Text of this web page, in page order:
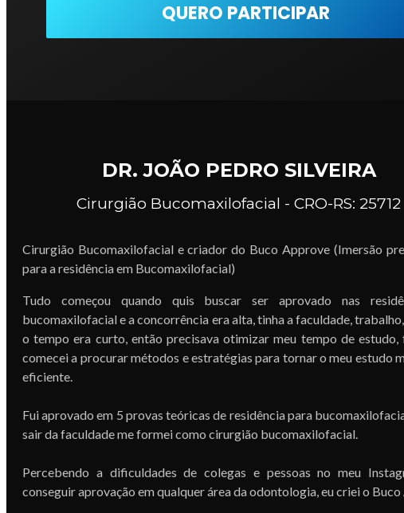
QUERO PARTICIPAR
DR. JOÃO PEDRO SILVEIRA
Cirurgião Bucomaxilofacial - CRO-RS: 25712
Cirurgião Bucomaxilofacial e criador do Buco Approve (Imersão
para a residência em Bucomaxilofacial)
Tudo começou quando quis buscar ser aprovado nas
bucomaxilofacial e a concorrência era alta, tinha a faculdade,
o tempo era curto, então precisava otimizar meu tempo de estudo,
comecei a procurar métodos e estratégias para tornar o meu estudo
eficiente.
Fui aprovado em 5 provas teóricas de residência para
sair da faculdade me formei como cirurgião bucomaxilofacial.
Percebendo a dificuldades de colegas e pessoas no meu
conseguir aprovação em qualquer área da odontologia, eu criei o